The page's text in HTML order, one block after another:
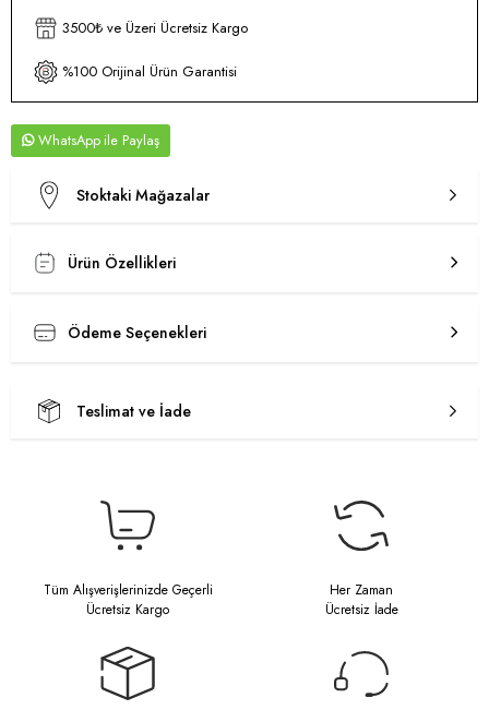
3500₺ ve Üzeri Ücretsiz Kargo
%100 Orijinal Ürün Garantisi
WhatsApp
Stoktaki Mağazalar
Ürün Özellikleri
Ödeme Seçenekleri
Teslimat ve İade
Tüm Alışverişlerinizde Geçerli
Ücretsiz Kargo
Her Zaman
Ücretsiz İade